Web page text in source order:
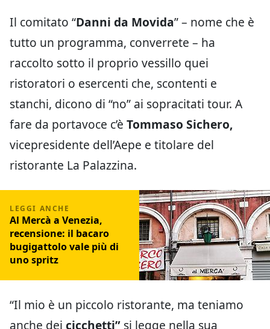
Il comitato “Danni da Movida” – nome che è
tutto un programma, converrete – ha
raccolto sotto il proprio vessillo quei
ristoratori o esercenti che, scontenti e
stanchi, dicono di “no” ai sopracitati tour. A
fare da portavoce c’è Tommaso Sichero,
vicepresidente dell’Aepe e titolare del
ristorante La Palazzina.
Al Mercà a Venezia,
recensione: il bacaro
bugigattolo vale più di
uno spritz
“Il mio è un piccolo ristorante, ma teniamo
anche dei cicchetti” si legge nella sua